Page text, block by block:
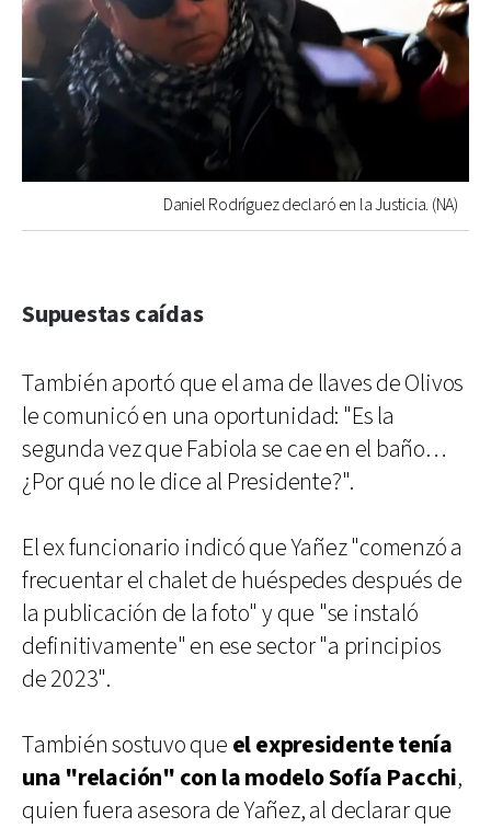
Daniel Rodríguez declaró en la Justicia. (NA)
Supuestas caídas
También aportó que el ama de llaves de Olivos
le comunicó en una oportunidad: "Es la
segunda vez que Fabiola se cae en el baño…
¿Por qué no le dice al Presidente?".
El ex funcionario indicó que Yañez "comenzó a
frecuentar el chalet de huéspedes después de
la publicación de la foto" y que "se instaló
definitivamente" en ese sector "a principios
de 2023".
También sostuvo que el expresidente tenía
una "relación" con la modelo Sofía Pacchi,
quien fuera asesora de Yañez, al declarar que